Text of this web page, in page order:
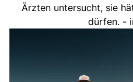
Ärzten untersucht, sie
dürfen. -